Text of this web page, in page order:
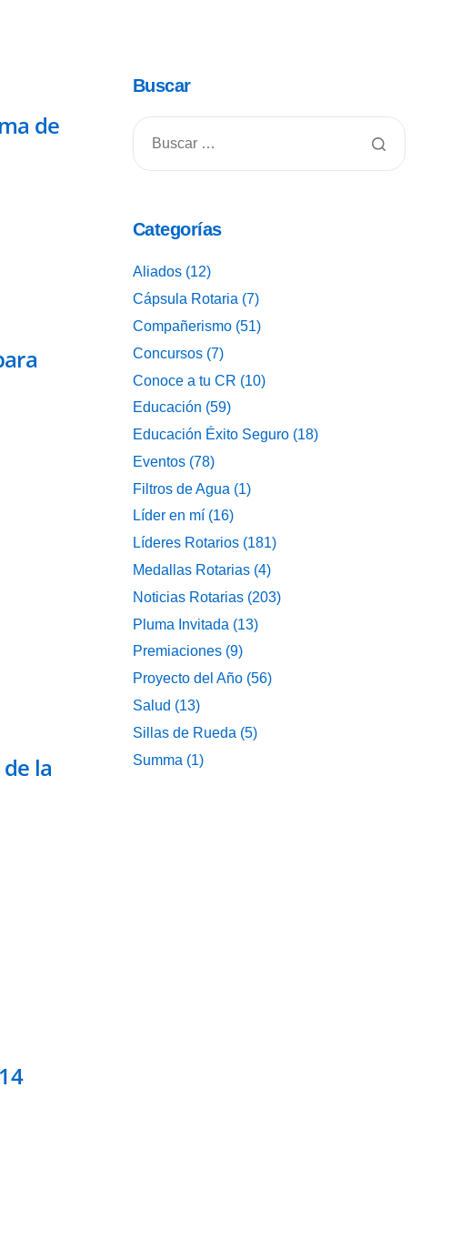
de
la
Buscar
Categorías
Aliados (12)
Cápsula Rotaria (7)
Compañerismo (51)
Concursos (7)
Conoce a tu CR (10)
Educación (59)
Educación Éxito Seguro (18)
Eventos (78)
Filtros de Agua (1)
Líder en mí (16)
Líderes Rotarios (181)
Medallas Rotarias (4)
Noticias Rotarias (203)
Pluma Invitada (13)
Premiaciones (9)
Proyecto del Año (56)
Salud (13)
Sillas de Rueda (5)
Summa (1)